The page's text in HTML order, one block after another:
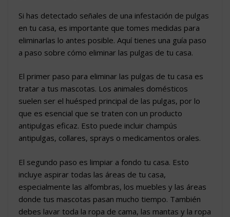
Si has detectado señales de una infestación de pulgas
en tu casa, es importante que tomes medidas para
eliminarlas lo antes posible. Aquí tienes una guía paso
a paso sobre cómo eliminar las pulgas de tu casa.
El primer paso para eliminar las pulgas de tu casa es
tratar a tus mascotas. Los animales domésticos
suelen ser el huésped principal de las pulgas, por lo
que es esencial que se traten con un producto
antipulgas eficaz. Esto puede incluir champús
antipulgas, collares, sprays o medicamentos orales.
El segundo paso es limpiar a fondo tu casa. Esto
incluye aspirar todas las áreas de tu casa,
especialmente las alfombras, los muebles y las áreas
donde tus mascotas pasan mucho tiempo. También
debes lavar toda la ropa de cama, las mantas y la ropa